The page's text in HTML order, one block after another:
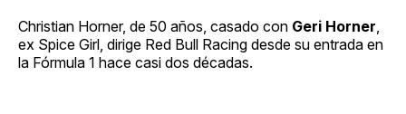
Christian Horner, de 50 años, casado con Geri Horner,
ex Spice Girl, dirige Red Bull Racing desde su entrada en
la Fórmula 1 hace casi dos décadas.